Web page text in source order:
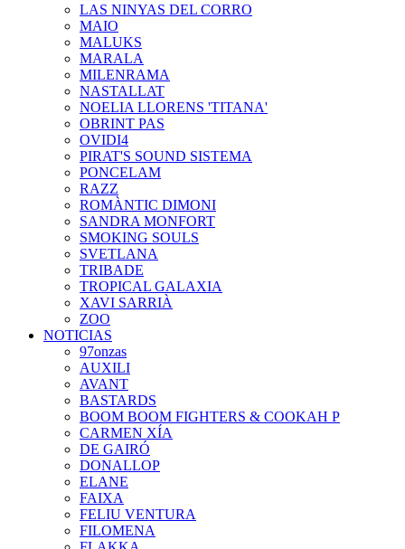
LAS NINYAS DEL CORRO
MAIO
MALUKS
MARALA
MILENRAMA
NASTALLAT
NOELIA LLORENS 'TITANA'
OBRINT PAS
OVIDI4
PIRAT'S SOUND SISTEMA
PONCELAM
RAZZ
ROMÀNTIC DIMONI
SANDRA MONFORT
SMOKING SOULS
SVETLANA
TRIBADE
TROPICAL GALAXIA
XAVI SARRIÀ
ZOO
NOTICIAS
97onzas
AUXILI
AVANT
BASTARDS
BOOM BOOM FIGHTERS & COOKAH P
CARMEN XÍA
DE GAIRÓ
DONALLOP
ELANE
FAIXA
FELIU VENTURA
FILOMENA